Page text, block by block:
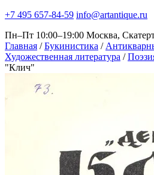
+7 495 657-84-59 info@artantique.ru
Пн–Пт 10:00–19:00 Москва,
Главная / Букинистика /
Художественная литература /
"Клич"